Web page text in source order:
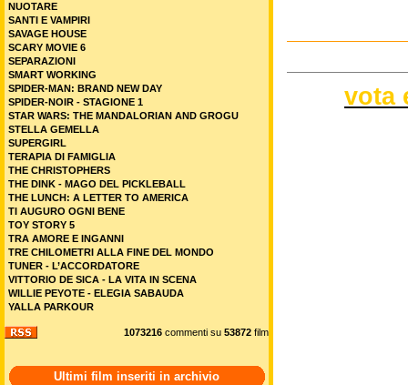
vota
NUOTARE
SANTI E VAMPIRI
SAVAGE HOUSE
SCARY MOVIE 6
SEPARAZIONI
SMART WORKING
SPIDER-MAN: BRAND NEW DAY
SPIDER-NOIR - STAGIONE 1
STAR WARS: THE MANDALORIAN AND GROGU
STELLA GEMELLA
SUPERGIRL
TERAPIA DI FAMIGLIA
THE CHRISTOPHERS
THE DINK - MAGO DEL PICKLEBALL
THE LUNCH: A LETTER TO AMERICA
TI AUGURO OGNI BENE
TOY STORY 5
TRA AMORE E INGANNI
TRE CHILOMETRI ALLA FINE DEL MONDO
TUNER - L’ACCORDATORE
VITTORIO DE SICA - LA VITA IN SCENA
WILLIE PEYOTE - ELEGIA SABAUDA
YALLA PARKOUR
1073216 commenti su 53872 film
Ultimi film inseriti in archivio